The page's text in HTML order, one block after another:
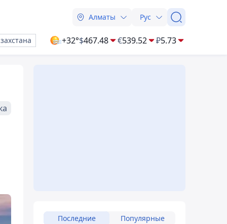
Алматы Рус
+32°$467.48 €539.52 ₽5.73
Последние Популярные